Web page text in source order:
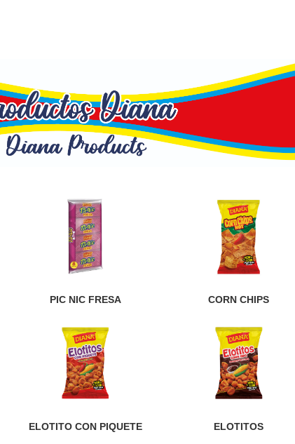
PIC NIC FRESA CORN CHIPS
ELOTITO CON PIQUETE ELOTITOS